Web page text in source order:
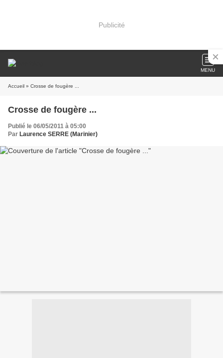
Publicité
MENU
Accueil » Crosse de fougère ...
Crosse de fougère ...
Publié le 06/05/2011 à 05:00
Par Laurence SERRE (Marinier)